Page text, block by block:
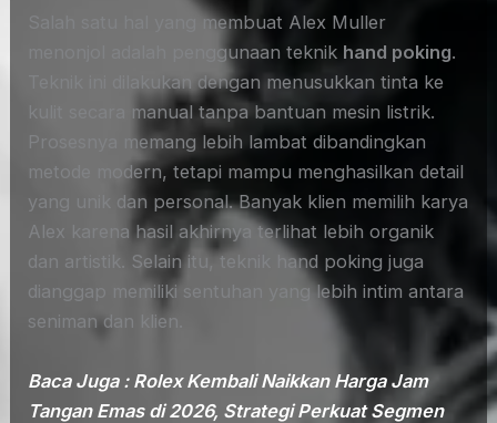
Salah satu hal yang membuat Alex Muller
menonjol adalah penggunaan teknik hand poking.
Teknik ini dilakukan dengan menusukkan tinta ke
kulit secara manual tanpa bantuan mesin listrik.
Prosesnya memang lebih lambat dibandingkan
metode modern, tetapi mampu menghasilkan detail
yang unik dan personal. Banyak klien memilih karya
Alex karena hasil akhirnya terlihat lebih organik
dan artistik. Selain itu, teknik hand poking juga
dianggap memiliki sentuhan yang lebih intim antara
seniman dan klien.
Baca Juga : Rolex Kembali Naikkan Harga Jam
Tangan Emas di 2026, Strategi Perkuat Segmen